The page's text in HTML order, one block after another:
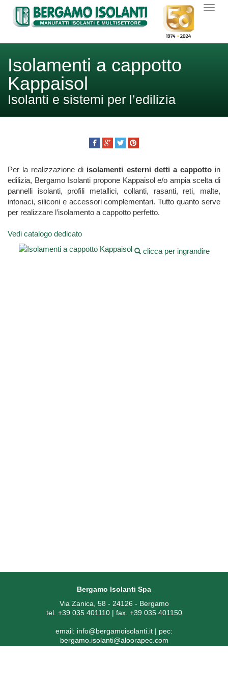
Isolamenti a cappotto
Kappaisol
Isolanti e sistemi per l’edilizia
Per la realizzazione di isolamenti esterni detti a cappottoin
edilizia, Bergamo Isolanti propone Kappaisol e/o ampia scelta di
pannelli isolanti, profili metallici, collanti, rasanti, reti, malte,
intonaci, siliconi e accessori complementari. Tutto quanto serve
per realizzare l’isolamento a cappotto perfetto.
Vedi catalogo dedicato
clicca per ingrandire
Bergamo Isolanti Spa
Via Zanica, 58 - 24126 - Bergamo
tel. +39 035 401110 | fax. +39 035 401150
email: info@bergamoisolanti.it | pec:
bergamo.isolanti@aloorapec.com